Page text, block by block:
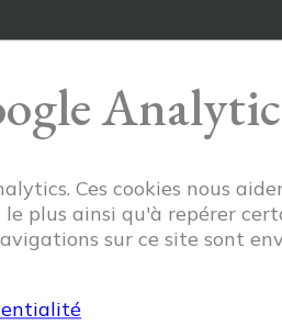
Ces cookies nous
plus ainsi qu'à repérer
sur ce site sont